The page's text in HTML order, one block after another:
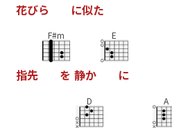
花びら に似た
指先
F#m
を 静か
E
に
D A